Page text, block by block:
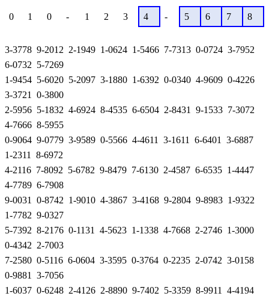
0 1 0 - 1 2 3 4 - 5 6 7 8
3-3778 9-2012 2-1949 1-0624 1-5466 7-7313 0-0724 3-7952
6-0732 5-7269
1-9454 5-6020 5-2097 3-1880 1-6392 0-0340 4-9609 0-4226
3-3721 0-3800
2-5956 5-1832 4-6924 8-4535 6-6504 2-8431 9-1533 7-3072
4-7666 8-5955
0-9064 9-0779 3-9589 0-5566 4-4611 3-1611 6-6401 3-6887
1-2311 8-6972
4-2116 7-8092 5-6782 9-8479 7-6130 2-4587 6-6535 1-4447
4-7789 6-7908
9-0031 0-8742 1-9010 4-3867 3-4168 9-2804 9-8983 1-9322
1-7782 9-0327
5-7392 8-2176 0-1131 4-5623 1-1338 4-7668 2-2746 1-3000
0-4342 2-7003
7-2580 0-5116 6-0604 3-3595 0-3764 0-2235 2-0742 3-0158
0-9881 3-7056
1-6037 0-6248 2-4126 2-8890 9-7402 5-3359 8-9911 4-4194